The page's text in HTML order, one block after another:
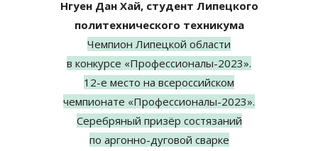
Нгуен Дан Хай, студент Липецкого
политехнического техникума
Чемпион Липецкой области
в конкурсе «Профессионалы-2023».
12-е место на всероссийском
чемпионате «Профессионалы-2023».
Серебряный призёр состязаний
по аргонно-дуговой сварке